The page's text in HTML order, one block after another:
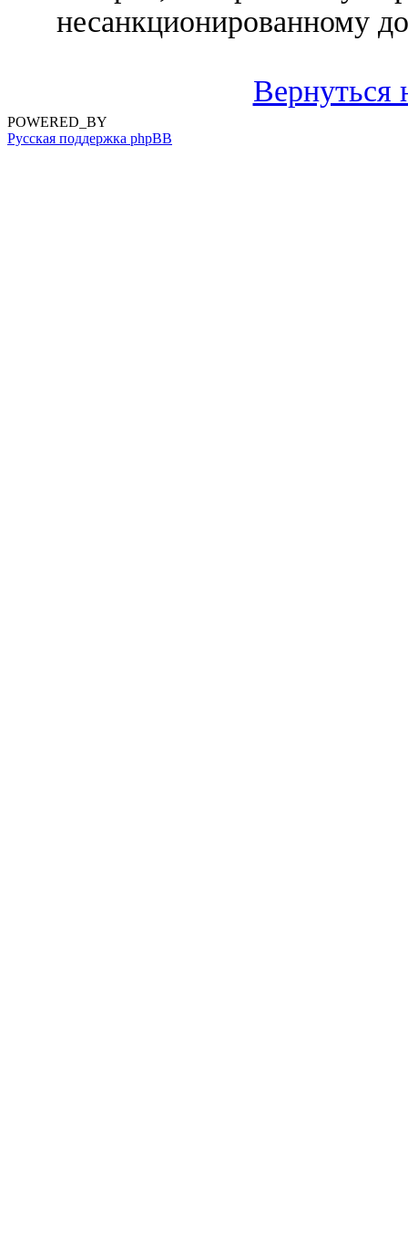
несанкционированному
Вернуться
POWERED_BY
Русская поддержка phpBB